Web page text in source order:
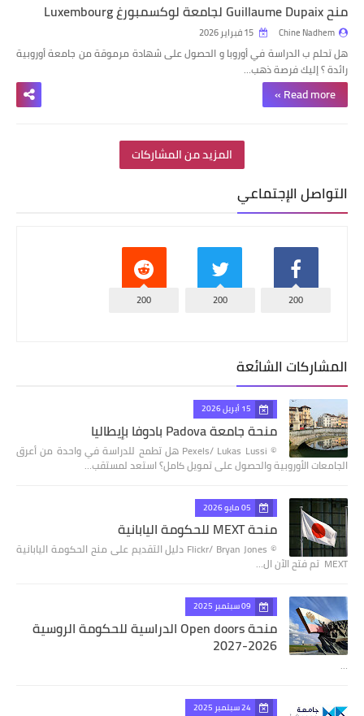
منح Guillaume Dupaix لجامعة لوكسمبورغ Luxembourg
Chine Nadhem
هل تحلم بالدراسة في أوروباو الحصول على شهادة مرموقة من جامعة أوروبية
رائدة ؟ إليك فرصة ذهب…
Read more »
المزيد من المشاركات
التواصل الإجتماعي
200
200
200
المشاركات الشائعة
15 أبريل 2026
منحة جامعة Padova بادوفا بإيطاليا
© Pexels/ Lukas Lussi هل تطمح للدراسة في واحدة من أعرق
الجامعات الأوروبية والحصول على تمويل كامل؟ استعد لمستقب…
05 مايو 2026
منحة MEXT للحكومة اليابانية
© Flickr/ Bryan Jones دليل التقديم على منح الحكومة اليابانية
MEXT تم فتح الآن ال…
09 سبتمبر 2025
منحة Open doors الدراسية للحكومة الروسية
2026-2027
…
24 سبتمبر 2025